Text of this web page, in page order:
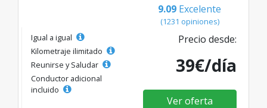
9.09 Excelente
(1231 opiniones)
Igual a igual
Kilometraje ilimitado
Reunirse y Saludar
Conductor adicional
incluido
Precio desde:
39€/día
Ver oferta